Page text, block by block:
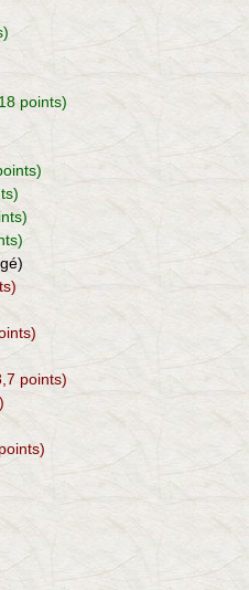
points)
points)